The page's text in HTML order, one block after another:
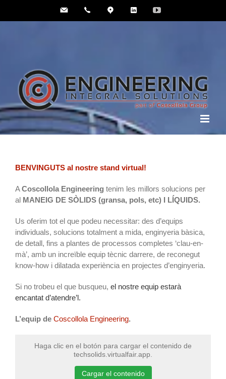
E-
Call
Where
Linkedin YouTube
BENVINGUTS al nostre stand virtual!
ACoscollola Engineering tenim les millors solucions per
al MANEIG DE SÒLIDS (gransa, pols, etc) I LÍQUIDS.
Us oferim tot el que podeu necessitar: des d’equips
individuals, solucions totalment a mida, enginyeria bàsica,
de detall, fins a plantes de processos completes ‘clau-en-
mà’, amb un increïble equip tècnic darrere, de reconegut
know-how i dilatada experiència en projectes d’enginyeria.
Si no trobeu el que busqueu, el nostre equip estarà
encantat d’atendre’l.
L’equip de Coscollola Engineering.
Haga clic en el botón para cargar el contenido de
techsolids.virtualfair.app.
Cargar el contenido